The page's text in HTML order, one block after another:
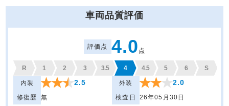
車両品質評価
評価点 4.0 点
R 1 2 3 3.5 4 4.5 5 6 S
内装 2.5 外装 2.0
修復歴 無 検査日 26年05月30日